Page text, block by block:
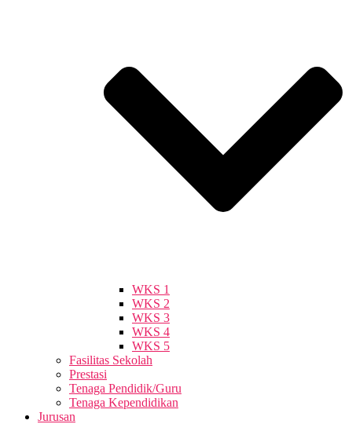
WKS 1
WKS 2
WKS 3
WKS 4
WKS 5
Fasilitas Sekolah
Prestasi
Tenaga Pendidik/Guru
Tenaga Kependidikan
Jurusan